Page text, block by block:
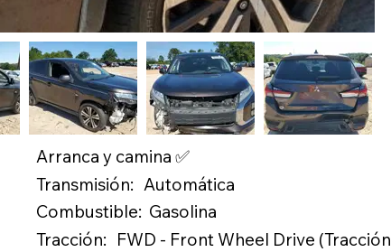
Transmisión:
Combustible:
Tracción:
Automática
FWD - Front Wheel Drive (Tracción
Gasolina
Arranca y camina ✅